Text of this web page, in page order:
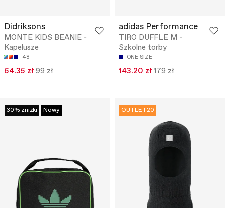
Didriksons
MONTE KIDS BEANIE -
Kapelusze
48
64.35 zł 99 zł
adidas Performance
TIRO DUFFLE M -
Szkolne torby
ONE SIZE
143.20 zł 179 zł
30% zniżki Nowy OUTLET20